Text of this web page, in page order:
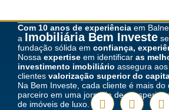
Com 10 anos de experiência em
a Imobiliária Bem Investe
fundação sólida em confiança,
Nossa expertise em identificar as
investimento imobiliário assegura
clientes valorização superior do
Na Bem Investe, cada cliente é mais
parceiro em uma jornada de
de imóveis de luxo.